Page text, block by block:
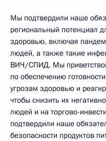
Мы подтвердили наше
региональный потенциал
здоровью, включая
людей, а также такие
ВИЧ/СПИД. Мы
по обеспечению
угрозам здоровью и
чтобы снизить их
людей и на торгово-
подтвердили наше
безопасности продуктов